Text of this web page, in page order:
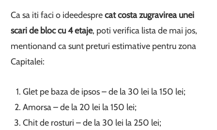
Ca sa iti faci o ideedesprecat costa zugravirea unei
scari de bloc cu 4 etaje, poti verifica lista de mai jos,
mentionand ca sunt preturi estimative pentru zona
Capitalei:
Glet pe baza de ipsos – de la 30 lei la 150 lei;
Amorsa – de la 20 lei la 150 lei;
Chit de rosturi – de la 30 lei la 250 lei;